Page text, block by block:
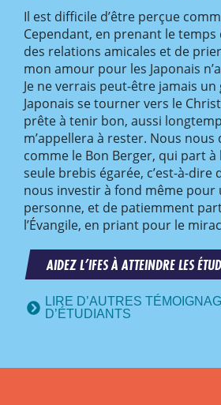
Il est difficile d’être perçue
Cependant, en prenant le temps
des relations amicales et de
mon amour pour les Japonais
Je ne verrais peut-être jamais
Japonais se tourner vers le
prête à tenir bon, aussi
m’appellera à rester. Nous nous
comme le Bon Berger, qui part à
seule brebis égarée, c’est-à-dire
nous investir à fond même pour
personne, et de patiemment
l’Évangile, en priant pour le
AIDEZ L’IFES À ATTEINDRE LES
LIRE D’AUTRES
D’ÉTUDIANTS